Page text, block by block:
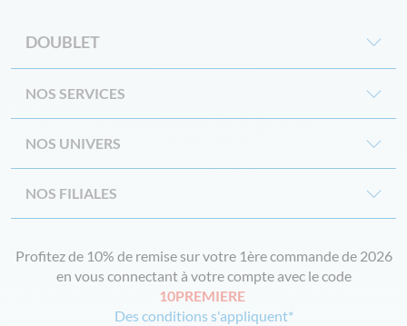
DOUBLET
NOS SERVICES
NOS UNIVERS
NOS FILIALES
Profitez de 10% de remise sur votre 1ère commande de 2026
en vous connectant à votre compte avec le code
10PREMIERE
Des conditions s'appliquent*